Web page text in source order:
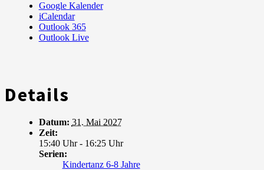
Google Kalender
iCalendar
Outlook 365
Outlook Live
Details
Datum: 31. Mai 2027
Zeit:
15:40 Uhr - 16:25 Uhr
Serien:
Kindertanz 6-8 Jahre